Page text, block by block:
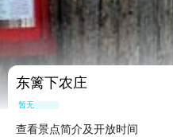
东篱下农庄
暂无点评
查看景点简介及开放时间